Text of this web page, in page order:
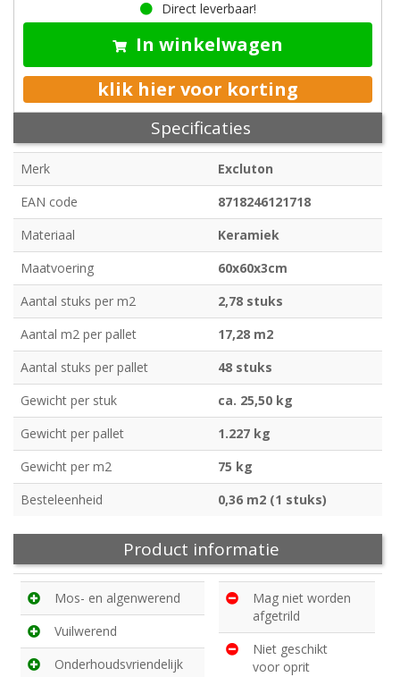
Direct leverbaar!
In winkelwagen
klik hier voor korting
Specificaties
Merk
Excluton
EAN code
8718246121718
Materiaal
Keramiek
Maatvoering
60x60x3cm
Aantal stuks per m2
2,78 stuks
Aantal m2 per pallet
17,28 m2
Aantal stuks per pallet
48 stuks
Gewicht per stuk
ca. 25,50 kg
Gewicht per pallet
1.227 kg
Gewicht per m2
75 kg
Besteleenheid
0,36 m2 (1 stuks)
Product informatie
Mos- en algenwerend
Vuilwerend
Onderhoudsvriendelijk
Mag niet worden
afgetrild
Niet geschikt
voor oprit